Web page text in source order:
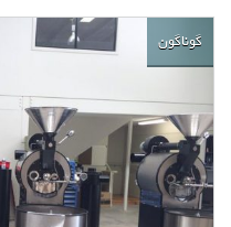
گوناگون